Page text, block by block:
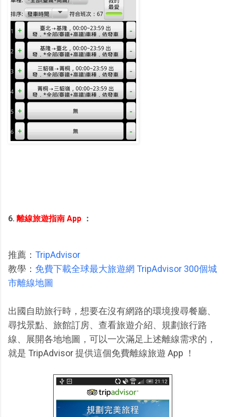
6. 離線旅遊指南 App ：
推薦： TripAdvisor
教學： 免費下載全球最大旅遊網 TripAdvisor 300個城
市離線地圖
出國自助旅行時，想要在沒有網路的環境搜尋餐廳、
尋找景點、旅館訂房、查看旅遊介紹、規劃旅行路
線、展開各地地圖，可以一次滿足上述離線需求的，
就是 TripAdvisor 提供這個免費離線旅遊 App ！